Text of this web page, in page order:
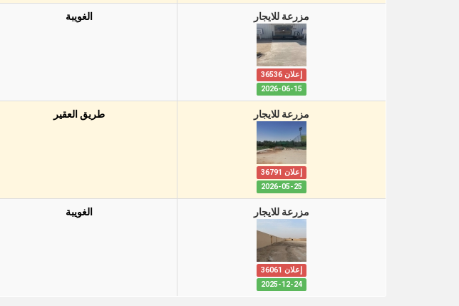
مزرعة للايجار
إعلان 36536
2026-06-15
الغويبة
مزرعة للايجار
إعلان 36791
2026-05-25
طريق العقير
مزرعة للايجار
إعلان 36061
2025-12-24
الغويبة